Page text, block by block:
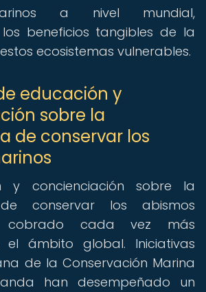
a nivel mundial,
beneficios tangibles de la
ecosistemas vulnerables.
educación y
sobre la
de conservar los
y concienciación sobre la
conservar los abismos
cobrado cada vez más
el ámbito global. Iniciativas
de la Conservación Marina
han desempeñado un